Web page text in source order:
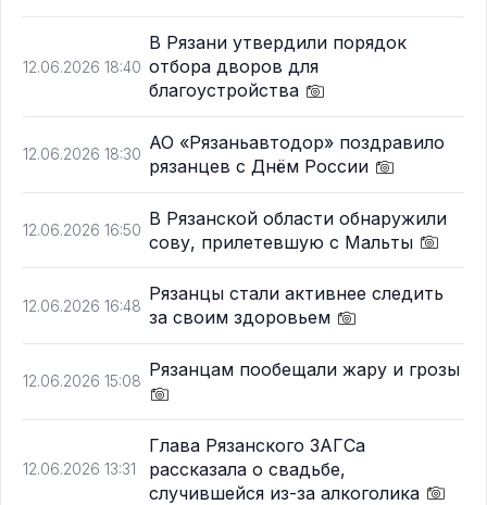
12.06.2026 18:40
В Рязани утвердили порядок
отбора дворов для
благоустройства
12.06.2026 18:30
АО «Рязаньавтодор» поздравило
рязанцев с Днём России
12.06.2026 16:50
В Рязанской области обнаружили
сову, прилетевшую с Мальты
12.06.2026 16:48
Рязанцы стали активнее следить
за своим здоровьем
12.06.2026 15:08
Рязанцам пообещали жару и грозы
12.06.2026 13:31
Глава Рязанского ЗАГСа
рассказала о свадьбе,
случившейся из-за алкоголика